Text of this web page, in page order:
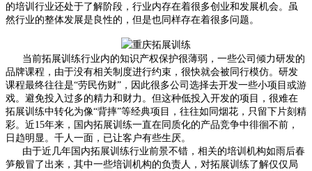
的培训行业还处于了解阶段，行业内存在着很多创业和发展机会。虽
然行业的整体发展是良性的，但是也同样存在着很多问题。
当前拓展训练行业内的知识产权保护很薄弱，一些公司倾力研发的
品牌课程，由于没有相关制度进行约束，很快就会被同行模仿。研发
课程最终往往是“劳民伤财”，因此很多公司选择去开发一些小项目或游
戏。避免投入过多的精力和财力。但这种低投入开发的项目，很难在
拓展训练中转化为像“背摔”等经典项目，往往如同烟花，只留下片刻精
彩。近15年来，国内拓展训练一直在同质化的产品竞争中徘徊不前，
日趋明显。千人一面，已让客户有些生厌。
由于近几年国内拓展训练行业前景不错，相关的培训机构如雨后春
笋般冒了出来，其中一些培训机构的负责人，对拓展训练了解仅仅局